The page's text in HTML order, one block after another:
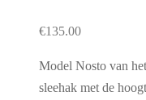
€135.00
Model Nosto van
sleehak met de